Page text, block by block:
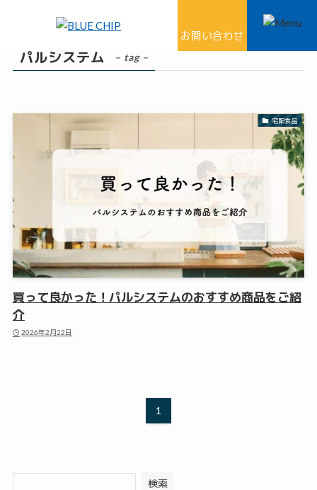
お問い合わせ
パルシステム – tag –
宅配食品
買って良かった！パルシステムのおすすめ商品をご紹
介
2026年2月22日
1
検索